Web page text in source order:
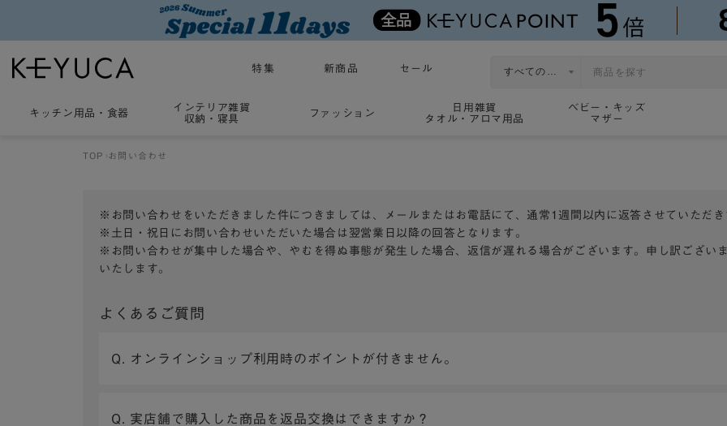
特集 新商品 セール
キッチン用品 ・ 食器
インテリア雑貨
収納・寝具
ファッション
日用雑貨
タオル・アロマ用品
ベビー・キッズ
マザー
TOP お問い合わせ
※お問い合わせをいただきました件につきましては、メールまたはお電話にて、通常1週間以内に返答させていただ
※土日・祝日にお問い合わせいただいた場合は翌営業日以降の回答となります。
※お問い合わせが集中した場合や、やむを得ぬ事態が発生した場合、返信が遅れる場合がございます。申し訳ござい
いたします。
よくあるご質問
Q. オンラインショップ利用時のポイントが付きません。
Q. 実店舗で購入した商品を返品交換はできますか？